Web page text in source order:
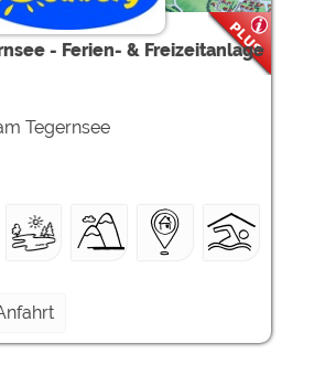
- Ferien- & Freizeitanlage
Tegernsee